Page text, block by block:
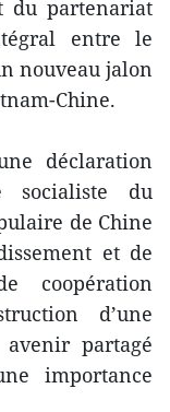
du partenariat
entre le
nouveau jalon
Chine.
déclaration
socialiste du
de Chine
et de
coopération
d’une
partagé
importance